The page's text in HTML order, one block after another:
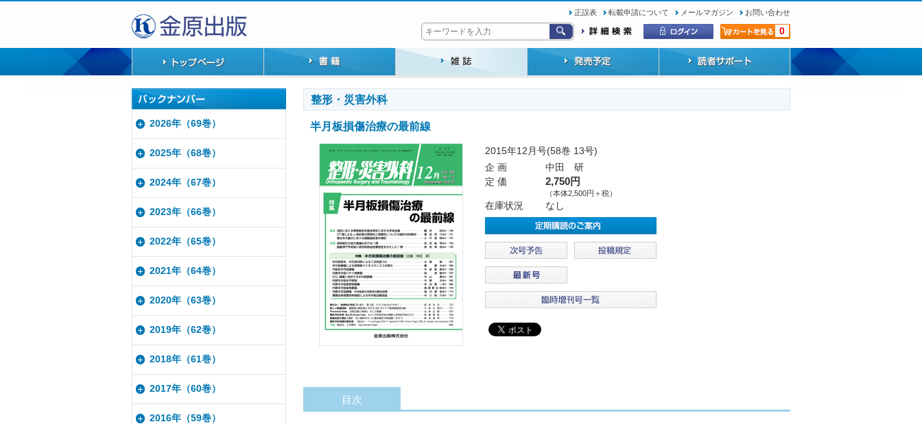
正誤表 転載申請について メールマガジン お問い合わせ
0
整形・災害外科
半月板損傷治療の最前線
2015年12月号(58巻 13号)
企 画
中田 研
定 価
2,750円
（本体2,500円＋税）
在庫状況 なし
目次
2026年（69巻）
2025年（68巻）
2024年（67巻）
2023年（66巻）
2022年（65巻）
2021年（64巻）
2020年（63巻）
2019年（62巻）
2018年（61巻）
2017年（60巻）
2016年（59巻）